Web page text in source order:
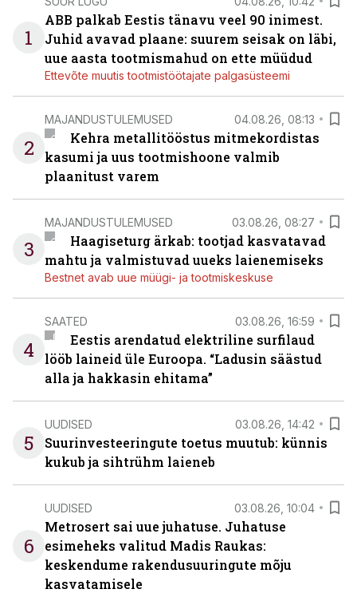
1
ABB palkab Eestis tänavu veel 90 inimest.
Juhid avavad plaane: suurem seisak on läbi,
uue aasta tootmismahud on ette müüdud
Ettevõte muutis tootmistöötajate palgasüsteemi
2
MAJANDUSTULEMUSED 04.08.26, 08:13
Kehra metallitööstus mitmekordistas
kasumi ja uus tootmishoone valmib
plaanitust varem
3
MAJANDUSTULEMUSED 03.08.26, 08:27
Haagiseturg ärkab: tootjad kasvatavad
mahtu ja valmistuvad uueks laienemiseks
Bestnet avab uue müügi- ja tootmiskeskuse
4
SAATED 03.08.26, 16:59
Eestis arendatud elektriline surfilaud
lööb laineid üle Euroopa. “Ladusin säästud
alla ja hakkasin ehitama”
5
UUDISED 03.08.26, 14:42
Suurinvesteeringute toetus muutub: künnis
kukub ja sihtrühm laieneb
6
UUDISED 03.08.26, 10:04
Metrosert sai uue juhatuse. Juhatuse
esimeheks valitud Madis Raukas:
keskendume rakendusuuringute mõju
kasvatamisele